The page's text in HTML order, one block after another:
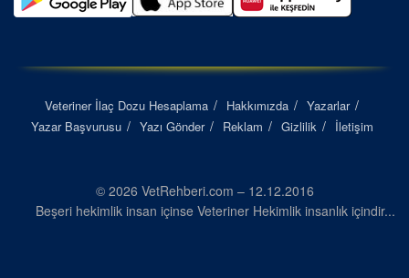
Veteriner İlaç Dozu Hesaplama Hakkımızda
Yazarlar
Yazar Başvurusu
Yazı Gönder Reklam Gizlilik İletişim
© 2026 VetRehberi.com – 12.12.2016
Beşeri hekimlik insan içinse Veteriner Hekimlik insanlık içindir...